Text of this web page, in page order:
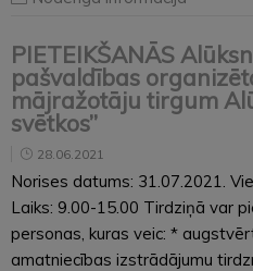
PIETEIKŠANĀS
pašvaldības
mājražotāju tirgum
svētkos”
28.06.2021
Norises datums: 31.07.2021.
Laiks: 9.00-15.00 Tirdziņā var
personas, kuras veic: *
amatniecības izstrādājumu